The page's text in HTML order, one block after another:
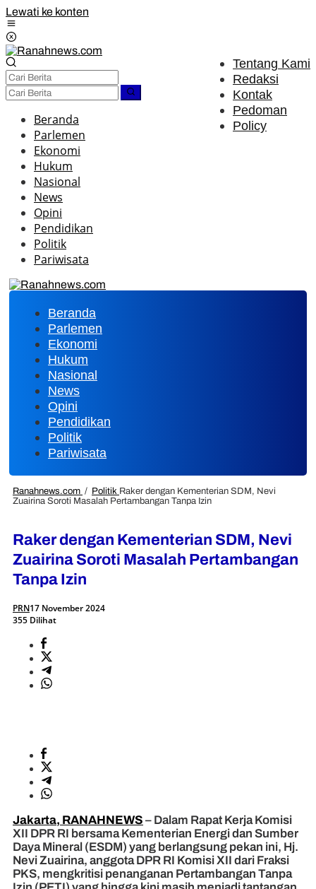
Lewati ke konten
Tentang Kami
Redaksi
Kontak
Pedoman
Policy
Beranda
Parlemen
Ekonomi
Hukum
Nasional
News
Opini
Pendidikan
Politik
Pariwisata
Beranda
Parlemen
Ekonomi
Hukum
Nasional
News
Opini
Pendidikan
Politik
Pariwisata
Ranahnews.com / Politik Raker dengan Kementerian SDM, Nevi
Zuairina Soroti Masalah Pertambangan Tanpa Izin
Raker dengan Kementerian SDM, Nevi
Zuairina Soroti Masalah Pertambangan
Tanpa Izin
PRN17 November 2024
355 Dilihat
Jakarta, RANAHNEWS – Dalam Rapat Kerja Komisi
XII DPR RI bersama Kementerian Energi dan Sumber
Daya Mineral (ESDM) yang berlangsung pekan ini, Hj.
Nevi Zuairina, anggota DPR RI Komisi XII dari Fraksi
PKS, mengkritisi penanganan Pertambangan Tanpa